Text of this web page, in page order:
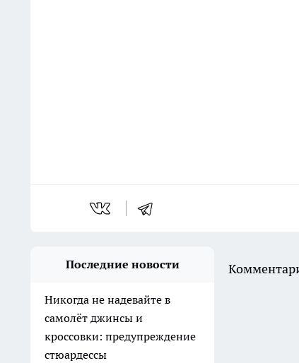
Последние новости
Никогда не надевайте в
самолёт джинсы и
кроссовки: предупреждение
стюардессы